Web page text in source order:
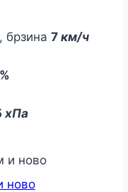
, брзина 7 км/ч
хПа
ново